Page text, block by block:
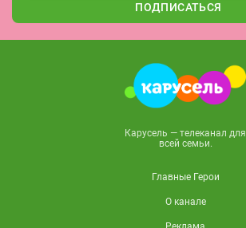
ПОДПИСАТЬСЯ
Карусель — телеканал для
всей семьи.
Главные Герои
О канале